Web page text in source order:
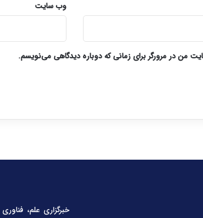
وب‌ سایت
من در مرورگر برای زمانی که دوباره دیدگاهی می‌نویسم.
خبرگزاری علم،